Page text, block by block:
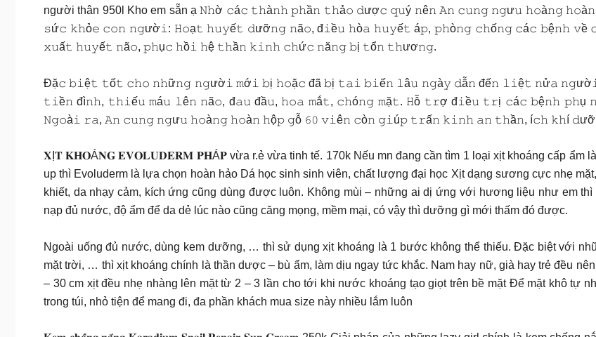
người thân 950l Kho em sẵn ạ 𝙽𝚑ờ 𝚌á𝚌 𝚝𝚑à𝚗𝚑 𝚙𝚑ầ𝚗 𝚝𝚑ả𝚘 𝚍ượ𝚌 𝚚𝚞ý 𝚗ê𝚗 𝙰𝚗 𝚌𝚞𝚗𝚐 𝚗𝚐ư𝚞 𝚑𝚘à𝚗𝚐
𝚜ứ𝚌 𝚔𝚑ỏ𝚎 𝚌𝚘𝚗 𝚗𝚐ườ𝚒: 𝙷𝚘ạ𝚝 𝚑𝚞𝚢ế𝚝 𝚍ưỡ𝚗𝚐 𝚗ã𝚘, đ𝚒ề𝚞 𝚑ò𝚊 𝚑𝚞𝚢ế𝚝 á𝚙, 𝚙𝚑ò𝚗𝚐 𝚌𝚑ố𝚗𝚐 𝚌á𝚌 𝚋ệ𝚗𝚑
𝚡𝚞ấ𝚝 𝚑𝚞𝚢ế𝚝 𝚗ã𝚘, 𝚙𝚑ụ𝚌 𝚑ồ𝚒 𝚑ệ 𝚝𝚑ầ𝚗 𝚔𝚒𝚗𝚑 𝚌𝚑ứ𝚌 𝚗ă𝚗𝚐 𝚋ị 𝚝ổ𝚗 𝚝𝚑ươ𝚗𝚐.
Đặ𝚌 𝚋𝚒ệ𝚝 𝚝ố𝚝 𝚌𝚑𝚘 𝚗𝚑ữ𝚗𝚐 𝚗𝚐ườ𝚒 𝚖ớ𝚒 𝚋ị 𝚑𝚘ặ𝚌 đã 𝚋ị 𝚝𝚊𝚒 𝚋𝚒ế𝚗 𝚕â𝚞 𝚗𝚐à𝚢 𝚍ẫ𝚗 đế𝚗 𝚕𝚒ệ𝚝 𝚗ử𝚊
𝚝𝚒ề𝚗 đì𝚗𝚑, 𝚝𝚑𝚒ế𝚞 𝚖á𝚞 𝚕ê𝚗 𝚗ã𝚘, đ𝚊𝚞 đầ𝚞, 𝚑𝚘𝚊 𝚖ắ𝚝, 𝚌𝚑ó𝚗𝚐 𝚖ặ𝚝. 𝙷ỗ 𝚝𝚛ợ đ𝚒ề𝚞 𝚝𝚛ị 𝚌á𝚌 𝚋ệ𝚗𝚑
𝙽𝚐𝚘à𝚒 𝚛𝚊, 𝙰𝚗 𝚌𝚞𝚗𝚐 𝚗𝚐ư𝚞 𝚑𝚘à𝚗𝚐 𝚑𝚘à𝚗 𝚑ộ𝚙 𝚐ỗ 𝟼𝟶 𝚟𝚒ê𝚗 𝚌ò𝚗 𝚐𝚒ú𝚙 𝚝𝚛ấ𝚗 𝚔𝚒𝚗𝚑 𝚊𝚗 𝚝𝚑ầ𝚗, í𝚌𝚑 𝚔𝚑í
𝐗Ị𝐓 𝐊𝐇𝐎Á𝐍𝐆 𝐄𝐕𝐎𝐋𝐔𝐃𝐄𝐑𝐌 𝐏𝐇Á𝐏 vừa r.ẻ vừa tinh tế. 170k Nếu mn đang cần tìm 1 loại xịt khoáng cấp ẩm
up thì Evoluderm là lựa chọn hoàn hảo Dá học sinh sinh viên, chất lượng đại học Xịt dạng sương cực nhẹ
khiết, da nhạy cảm, kích ứng cũng dùng được luôn. Không mùi – những ai dị ứng với hương liệu như em
nạp đủ nước, độ ẩm để da dẻ lúc nào cũng căng mọng, mềm mại, có vậy thì dưỡng gì mới thấm đó được.
Ngoài uống đủ nước, dùng kem dưỡng, … thì sử dụng xịt khoáng là 1 bước không thể thiếu. Đặc biệt với
mặt trời, … thì xịt khoáng chính là thần dược – bù ẩm, làm dịu ngay tức khắc. Nam hay nữ, già hay trẻ đều
– 30 cm xịt đều nhẹ nhàng lên mặt từ 2 – 3 lần cho tới khi nước khoáng tạo giọt trên bề mặt Để mặt khô tự
trong túi, nhỏ tiện để mang đi, đa phần khách mua size này nhiều lắm luôn